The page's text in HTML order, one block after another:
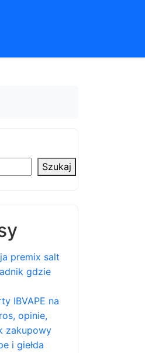
Szukaj
premix salt
gdzie
IBVAPE na
opinie,
zakupowy
i giełda